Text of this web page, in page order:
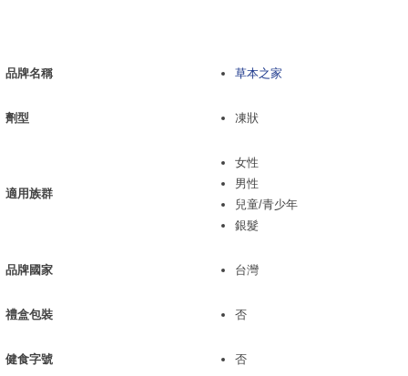
品牌名稱 草本之家
劑型 凍狀
適用族群
女性
男性
兒童/青少年
銀髮
品牌國家 台灣
禮盒包裝 否
健食字號 否